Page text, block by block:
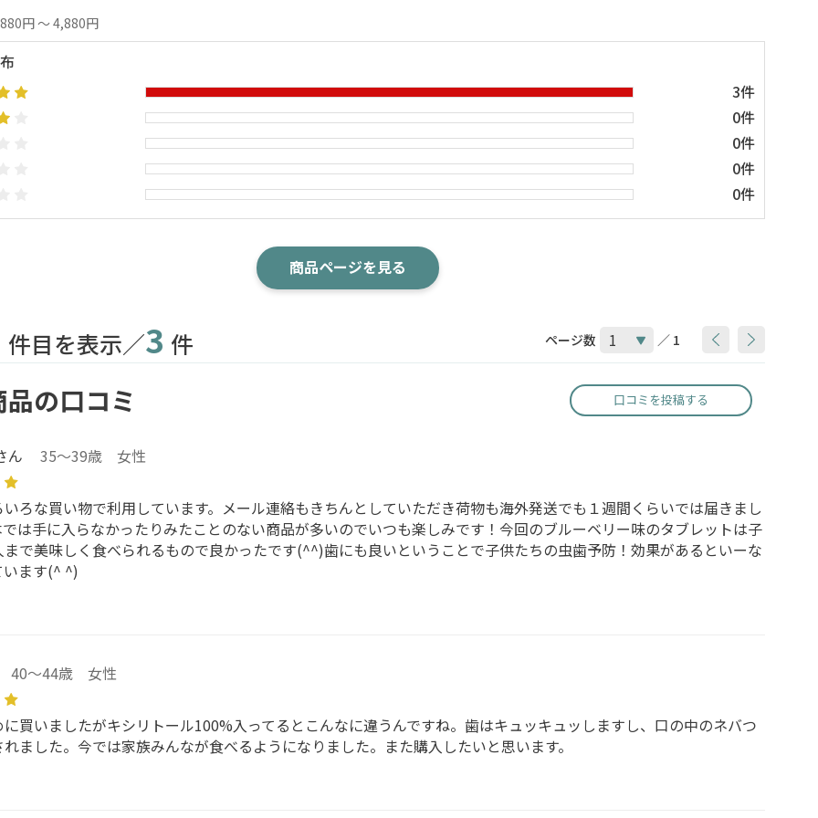
円 ～ 4,880円
3件
0件
0件
0件
0件
商品ページを見る
件目を表示／3 件 ページ数 ／ 1
の口コミ 口コミを投稿する
ん 35～39歳 女性
ろな買い物で利用しています。メール連絡もきちんとしていただき荷物も海外発送でも１週間くらいでは届きまし
は手に入らなかったりみたことのない商品が多いのでいつも楽しみです！今回のブルーベリー味のタブレットは子
で美味しく食べられるもので良かったです(^^)歯にも良いということで子供たちの虫歯予防！効果があるといーな
ます(^ ^)
40～44歳 女性
買いましたがキシリトール100%入ってるとこんなに違うんですね。歯はキュッキュッしますし、口の中のネバつ
ました。今では家族みんなが食べるようになりました。また購入したいと思います。